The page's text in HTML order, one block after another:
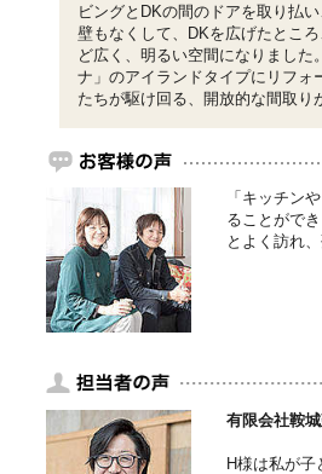
ビングとDKの間のドアを取り払
壁もなくして、DKを広げたとこ
ど広く、明るい空間になりまし
ナ」のアイランドタイプにリフォ
たちが駆け回る、開放的な間取り
「キッチン
ることがで
とよく訪れ
有限会社鞍
H様は私が